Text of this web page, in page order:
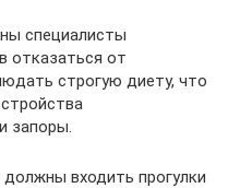
специалисты
отказаться от
строгую диету, что
запоры.
входить прогулки